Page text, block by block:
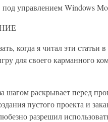
управлением Windows
когда я читал эти
для своего карманного
шагом раскрывает перед
пустого проекта и
разрешил